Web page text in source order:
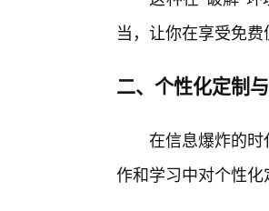
当，让你在享受免
二、个性化定制
在信息爆炸的
作和学习中对个性